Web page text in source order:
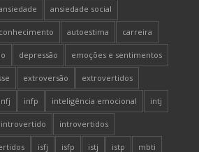
ansiedade social
autoestima carreira
depressão emoções e sentimentos
extroversão extrovertidos
infj infp inteligência emocional intj
introvertido introvertidos
isfj isfp istj istp mbti